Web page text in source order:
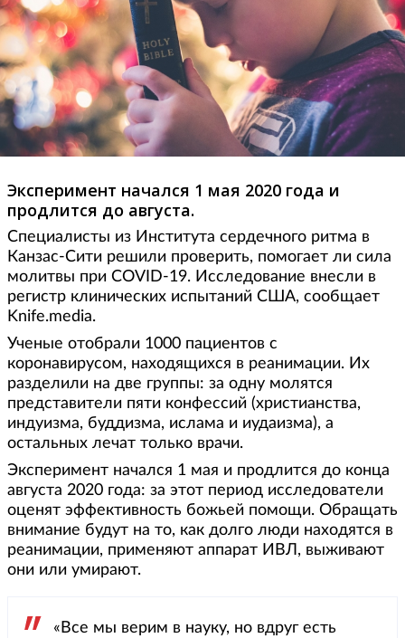
Эксперимент начался 1 мая 2020 года и
продлится до августа.
Специалисты из Института сердечного ритма в
Канзас-Сити решили проверить, помогает ли сила
молитвы при COVID-19. Исследование внесли в
регистр клинических испытаний США, сообщает
Knife.media.
Ученые отобрали 1000 пациентов с
коронавирусом, находящихся в реанимации. Их
разделили на две группы: за одну молятся
представители пяти конфессий (христианства,
индуизма, буддизма, ислама и иудаизма), а
остальных лечат только врачи.
Эксперимент начался 1 мая и продлится до конца
августа 2020 года: за этот период исследователи
оценят эффективность божьей помощи. Обращать
внимание будут на то, как долго люди находятся в
реанимации, применяют аппарат ИВЛ, выживают
они или умирают.
«Все мы верим в науку, но вдруг есть